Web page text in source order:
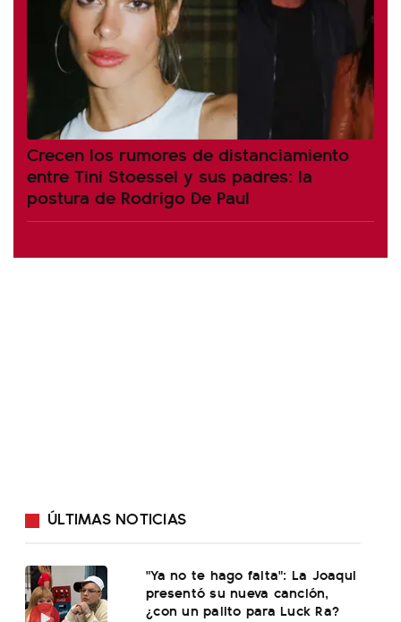
Crecen los rumores de distanciamiento
entre Tini Stoessel y sus padres: la
postura de Rodrigo De Paul
ÚLTIMAS NOTICIAS
"Ya no te hago falta": La Joaqui
presentó su nueva canción,
¿con un palito para Luck Ra?